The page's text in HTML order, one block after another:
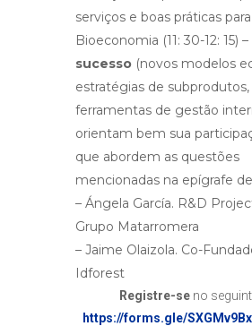
serviços e boas práticas
Bioeconomia (11: 30-12: 15) –
sucesso (novos modelos
estratégias de subprodutos,
ferramentas de gestão
orientam bem sua
que abordem as questões
mencionadas na epígrafe
– Ángela García. R&D
Grupo Matarromera
– Jaime Olaizola. Co-
Idforest
Registre-se no
https://forms.gle/